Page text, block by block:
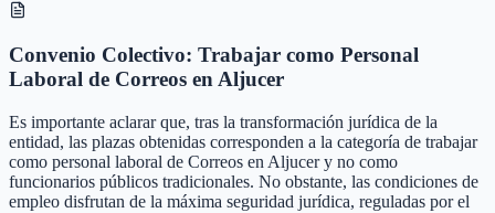
Convenio Colectivo: Trabajar como Personal
Laboral de Correos en Aljucer
Es importante aclarar que, tras la transformación jurídica de la
entidad, las plazas obtenidas corresponden a la categoría de trabajar
como personal laboral de Correos en Aljucer y no como
funcionarios públicos tradicionales. No obstante, las condiciones de
empleo disfrutan de la máxima seguridad jurídica, reguladas por el